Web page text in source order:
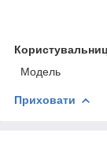
Мoдель
Приховати